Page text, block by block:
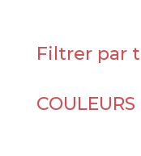
Filtrer par
COULEURS